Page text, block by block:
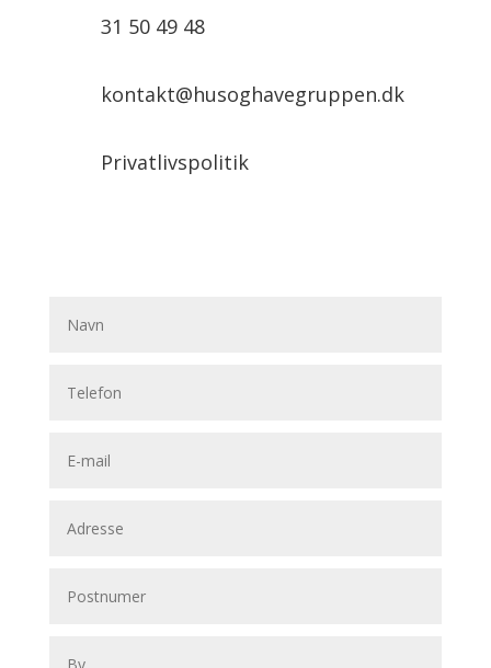
31 50 49 48
kontakt@husoghavegruppen.dk
Privatlivspolitik